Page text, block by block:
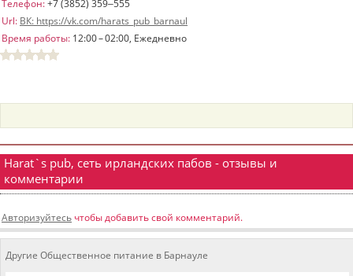
пїЅпїЅпїЅ
пїЅпїЅпїЅпїЅпїЅпїЅпїЅпїЅпїЅпїЅпїЅ
пїЅпїЅпїЅпїЅпїЅпїЅпїЅпїЅпїЅ
пїЅпїЅпїЅ пїЅпїЅпїЅпїЅпїЅпїЅ
пїЅпїЅпїЅпїЅпїЅ
пїЅпїЅпїЅпїЅпїЅпїЅпїЅпїЅпїЅпїЅ
пїЅпїЅпїЅпїЅпїЅпїЅпїЅпїЅпїЅпїЅ
Телефон:+7 (3852) 359‒555
Url: ВК: https://vk.com/harats_pub_barnaul
Время работы: 12:00 – 02:00, Ежедневно
Harat`s pub, сеть ирландских пабов - отзывы и
комментарии
Авторизуйтесь чтобы добавить свой комментарий.
Другие Общественное питание в Барнауле